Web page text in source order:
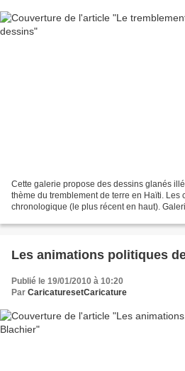
Cette galerie propose des dessins glanés
thème du tremblement de terre en Haïti. Les
chronologique (le plus récent en haut).
Les animations politiques
Publié le 19/01/2010 à 10:20
Par CaricaturesetCaricature